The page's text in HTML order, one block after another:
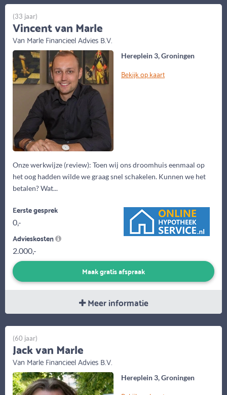
Hereplein 3, Groningen
Bekijk op kaart
Onze werkwijze (review): Toen wij ons droomhuis eenmaal op
het oog hadden wilde we graag snel schakelen. Kunnen we het
betalen? Wat...
(33 jaar)
Vincent van Marle
Van Marle Financieel Advies B.V.
Eerste gesprek
0,-
Advieskosten
2.000,-
Maak gratis afspraak
Meer informatie
Hereplein 3, Groningen
(60 jaar)
Jack van Marle
Van Marle Financieel Advies B.V.